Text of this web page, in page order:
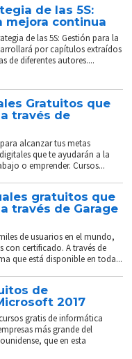
de las 5S:
mejora continua
de las 5S: Gestión para la
por capítulos extraídos
de diferentes autores....
Gratuitos que
través de
alcanzar tus metas
que te ayudarán a la
o emprender. Cursos...
gratuitos que
través de Garage
de usuarios en el mundo,
con certificado. A través de
que está disponible en toda...
de
2017
gratis de informática
más grande del
que en esta